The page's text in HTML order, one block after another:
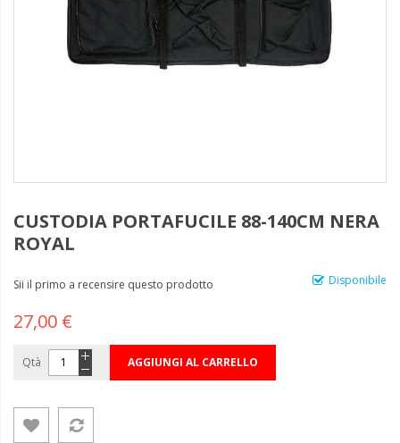
CUSTODIA PORTAFUCILE 88-140CM NERA
ROYAL
Disponibile
Sii il primo a recensire questo prodotto
27,00 €
Qtà AGGIUNGI AL CARRELLO